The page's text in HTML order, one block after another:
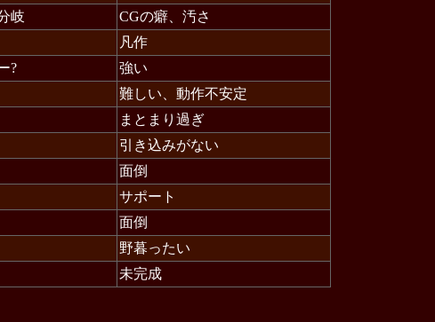
岐
CGの癖、汚さ
凡作
?
強い
難しい、動作不安定
まとまり過ぎ
引き込みがない
面倒
サポート
面倒
野暮ったい
未完成